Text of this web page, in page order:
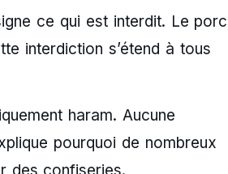
ce qui est interdit. Le porc
interdiction s’étend à tous
haram. Aucune
pourquoi de nombreux